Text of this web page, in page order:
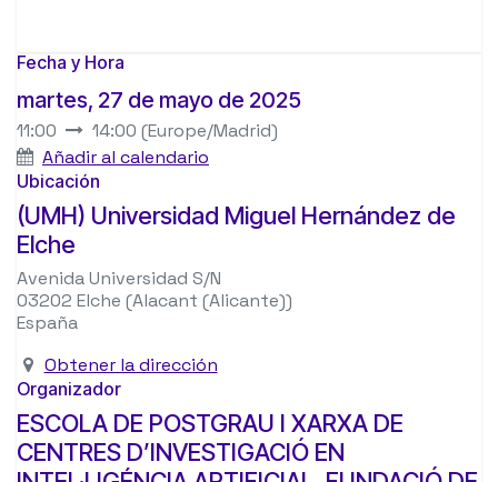
Fecha y Hora
martes, 27 de mayo de 2025
11:00 14:00 (Europe/Madrid)
Añadir al calendario
Ubicación
(UMH) Universidad Miguel Hernández de
Elche
Avenida Universidad S/N
03202 Elche (Alacant (Alicante))
España
Obtener la dirección
Organizador
ESCOLA DE POSTGRAU I XARXA DE
CENTRES D’INVESTIGACIÓ EN